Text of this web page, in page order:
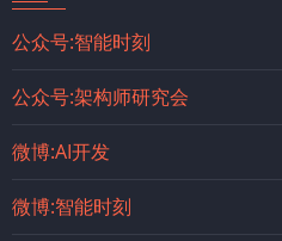
公众号:智能时刻
公众号:架构师研究会
微博:AI开发
微博:智能时刻